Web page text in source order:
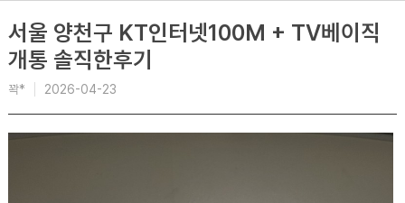
서울 양천구 KT인터넷100M + TV베이직
개통 솔직한후기
꽉* 2026-04-23